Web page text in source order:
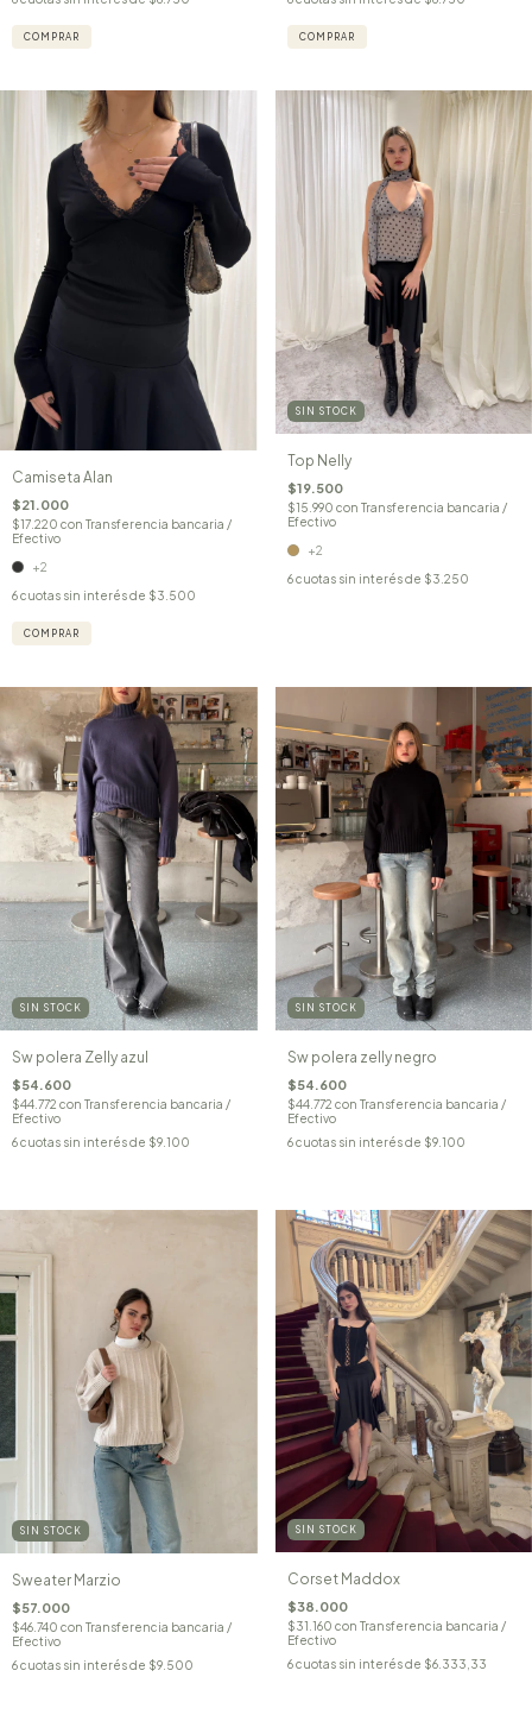
COMPRAR COMPRAR
Camiseta Alan
$21.000
$17.220 con Transferencia bancaria /
Efectivo
+2
6cuotas sin interés de $3.500
COMPRAR
SIN STOCK
Top Nelly
$19.500
$15.990 con Transferencia bancaria /
Efectivo
+2
6 cuotas sin interés de $3.250
SIN STOCK
Sw polera Zelly azul
$54.600
$44.772 con Transferencia bancaria /
Efectivo
6cuotas sin interés de $9.100
SIN STOCK
Sw polera zelly negro
$54.600
$44.772 con Transferencia bancaria /
Efectivo
6 cuotas sin interés de $9.100
SIN STOCK
Sweater Marzio
$57.000
$46.740 con Transferencia bancaria /
Efectivo
6cuotas sin interés de $9.500
SIN STOCK
Corset Maddox
$38.000
$31.160 con Transferencia bancaria /
Efectivo
6 cuotas sin interés de $6.333,33